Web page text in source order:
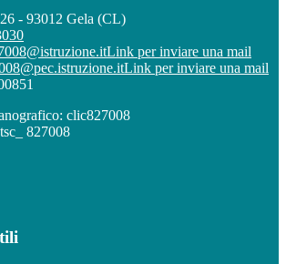
- 93012 Gela (CL)
Link per inviare una mail
Link per inviare una mail
clic827008
827008